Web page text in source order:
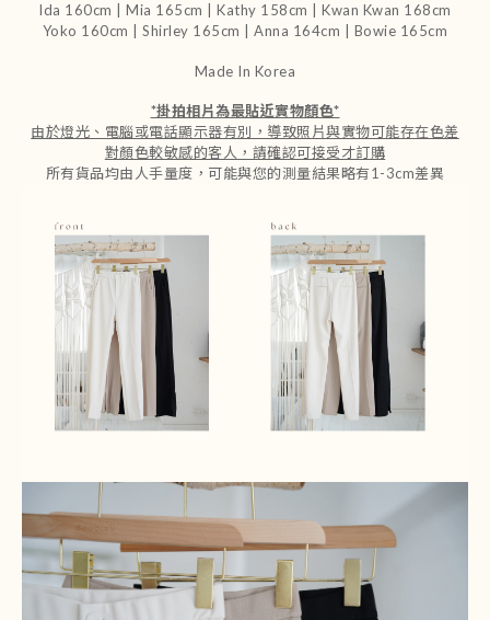
Ida 160cm | Mia 165cm | Kathy 158cm |Kwan Kwan 168cm
Yoko 160cm | Shirley 165cm
| Anna 164cm | Bowie 165cm
Made In Korea
*掛拍相片為最貼近實物顏色*
由於燈光、電腦或電話顯示器有別，導致照片與實物可能存在色差
對顏色較敏感的客人，請確認可接受才訂購
所有貨品均由人手量度，可能與您的測量結果略有1-3cm差異